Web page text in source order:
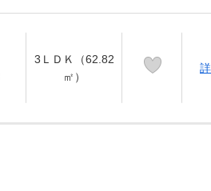
3ＬＤＫ（62.82
㎡）